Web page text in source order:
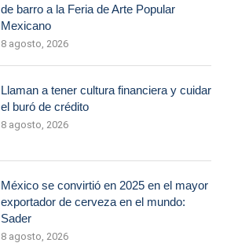
de barro a la Feria de Arte Popular
Mexicano
8 agosto, 2026
Llaman a tener cultura financiera y cuidar
el buró de crédito
8 agosto, 2026
México se convirtió en 2025 en el mayor
exportador de cerveza en el mundo:
Sader
8 agosto, 2026